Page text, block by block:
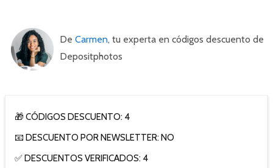
De Carmen, tu experta en códigos descuento de
Depositphotos
🎁 CÓDIGOS DESCUENTO: 4
📧 DESCUENTO POR NEWSLETTER: NO
✅ DESCUENTOS VERIFICADOS: 4